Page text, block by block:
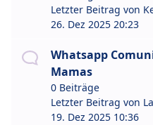
Letzter Beitrag von
26. Dez 2025 20:23
Whatsapp
Mamas
0 Beiträge
Letzter Beitrag von
19. Dez 2025 10:36